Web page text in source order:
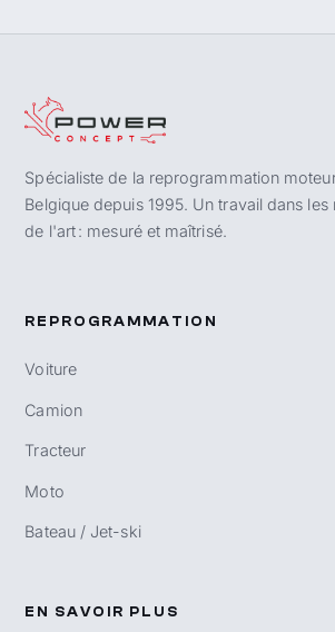
Spécialiste de la reprogrammation
Belgique depuis 1995. Un travail dans les
de l'art : mesuré et maîtrisé.
REPROGRAMMATION
Voiture
Camion
Tracteur
Moto
Bateau / Jet-ski
EN SAVOIR PLUS